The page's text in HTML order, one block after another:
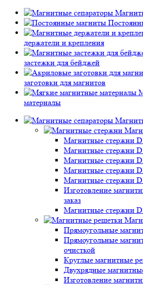
держатели и крепления
застежки для бейджей
заготовки для магнитов
материалы
Магнитные стержни
Магнитные стержни
Магнитные стержни
Магнитные стержни
Магнитные стержни
Изготовление
заказ
Магнитные стержни
Прямоугольные
Прямоугольные
очисткой
Круглые магнитные
Двухрядные
Изготовление